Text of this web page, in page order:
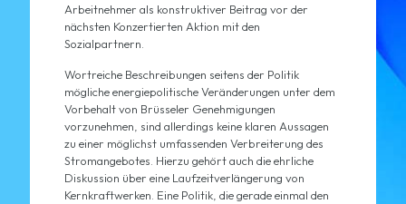
Arbeitnehmer als konstruktiver Beitrag vor der
nächsten Konzertierten Aktion mit den
Sozialpartnern.
Wortreiche Beschreibungen seitens der Politik
mögliche energiepolitische Veränderungen unter dem
Vorbehalt von Brüsseler Genehmigungen
vorzunehmen, sind allerdings keine klaren Aussagen
zu einer möglichst umfassenden Verbreiterung des
Stromangebotes. Hierzu gehört auch die ehrliche
Diskussion über eine Laufzeitverlängerung von
Kernkraftwerken. Eine Politik, die gerade einmal den